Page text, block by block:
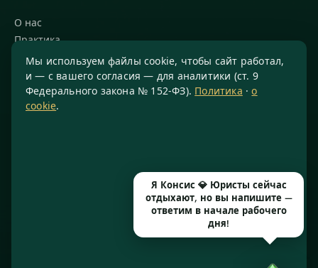
О нас
Практика
Блог
Команда
Благодарности
Москва, Варшавское шоссе, д. 1А, помещение 14/7
Мы используем файлы cookie, чтобы сайт работал,
и — с вашего согласия — для аналитики (ст. 9
Федерального закона № 152-ФЗ). Политика ·о
cookie.
Я Консис 💎 Юристы сейчас
отдыхают, но вы напишите —
ответим в начале рабочего
дня!